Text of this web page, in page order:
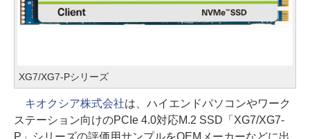
XG7/XG7-Pシリーズ
キオクシア株式会社は、ハイエンドパソコンやワーク
ステーション向けのPCIe 4.0対応M.2 SSD「XG7/XG7-
P」シリーズの評価用サンプルをOEMメーカーなどに出